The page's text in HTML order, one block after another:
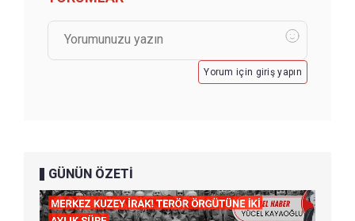
Yorum için giriş yapın
GÜNÜN ÖZETİ